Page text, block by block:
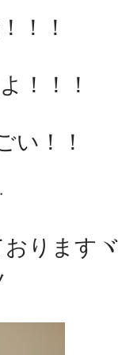
！！
！！！
い！！
りますヾ